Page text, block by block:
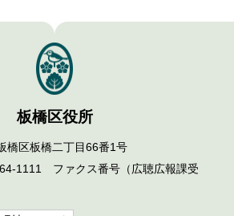
板橋区役所
区板橋二丁目66番1号
1111 ファクス番号（広聴広報課受